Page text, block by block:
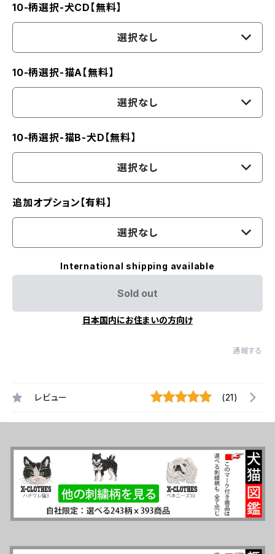
10-柄選択-犬CD【無料】
選択なし
10-柄選択-猫A【無料】
選択なし
10-柄選択-猫B-犬D【無料】
選択なし
追加オプション【有料】
選択なし
International shipping available
Sold out
日本国内にお住まいの方向け
通報する
レビュー (21)